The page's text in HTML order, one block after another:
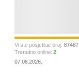
Vi ste posjetilac broj: 87487
Trenutno online: 2
07.08.2026.